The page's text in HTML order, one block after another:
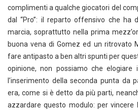
complimenti a qualche giocatori del
dal “Pro”: il reparto offensivo che ha
marcia, soprattutto nella prima
buona vena di Gomez ed un ritrovato
fare antipasto a ben altri spunti per
opinione, non possiamo che
l’inserimento della seconda punta da
era, come si è detto da più parti,
azzardare questo modulo: per vincere